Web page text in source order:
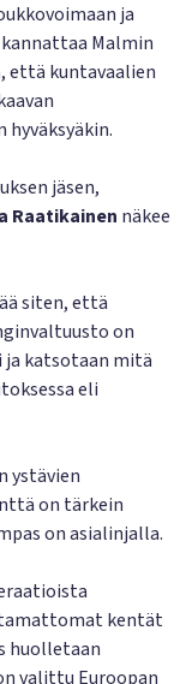
ja
Malmin
että kuntavaalien
jäsen,
Raatikainen näkee
siten, että
on
ja katsotaan mitä
eli
ystävien
on tärkein
on asialinjalla.
kentät
huolletaan
valittu Euroopan